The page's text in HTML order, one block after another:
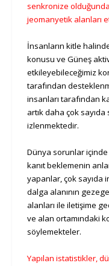
senkronize
jeomanyetik alanları
İnsanların kitle
konusu ve Güneş
etkileyebileceğimiz
tarafından
insanları tarafından
artık daha çok
izlenmektedir.
Dünya sorunlar
kanıt beklemenin
yapanlar, çok sayıda
dalga alanının
alanları ile iletişime
ve alan ortamındaki
söylemekteler.
Yapılan istatistikler,